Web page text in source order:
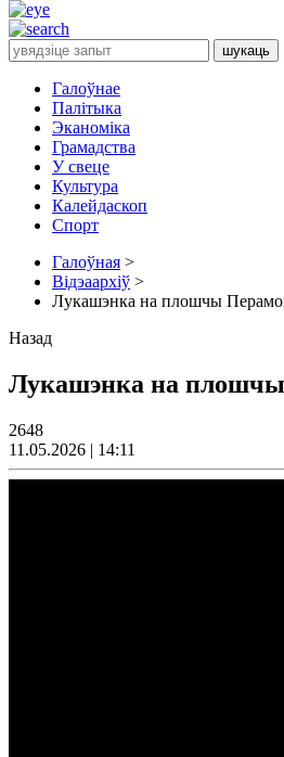
Галоўнае
Палітыка
Эканоміка
Грамадства
У свеце
Культура
Калейдаскоп
Спорт
Галоўная >
Відэаархіў >
Лукашэнка на плошчы
Назад
Лукашэнка на плошчы
2648
11.05.2026 | 14:11